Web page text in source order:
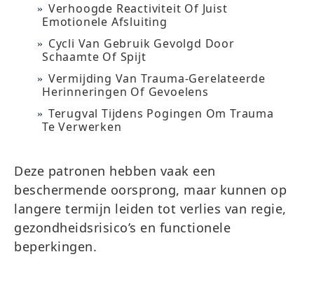
Verhoogde Reactiviteit Of Juist
Emotionele Afsluiting
Cycli Van Gebruik Gevolgd Door
Schaamte Of Spijt
Vermijding Van Trauma-Gerelateerde
Herinneringen Of Gevoelens
Terugval Tijdens Pogingen Om Trauma
Te Verwerken
Deze patronen hebben vaak een
beschermende oorsprong, maar kunnen op
langere termijn leiden tot verlies van regie,
gezondheidsrisico’s en functionele
beperkingen.